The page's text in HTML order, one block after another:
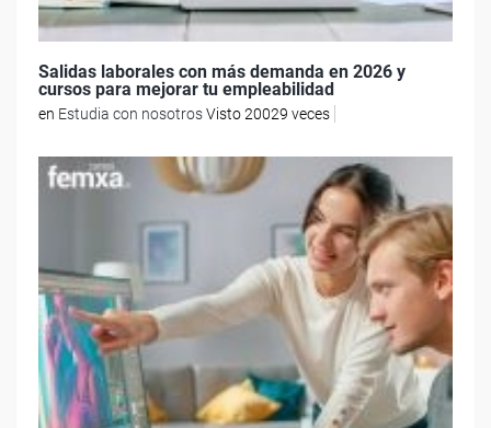
Salidas laborales con más demanda en 2026 y
cursos para mejorar tu empleabilidad
en Estudia con nosotrosVisto 20029 veces